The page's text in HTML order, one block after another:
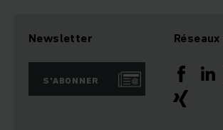
Newsletter
S'ABONNER